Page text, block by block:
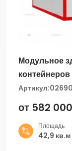
Модульное
Артикул:02690
от 582
Площадь
42,9 кв.м